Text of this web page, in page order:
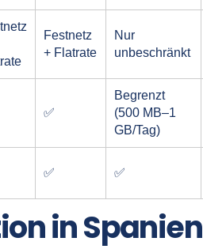
Festnetz
+ Flatrate
Nur
unbeschränkt
✅
Begrenzt
(500 MB–1
GB/Tag)
✅ ✅
in Spanien